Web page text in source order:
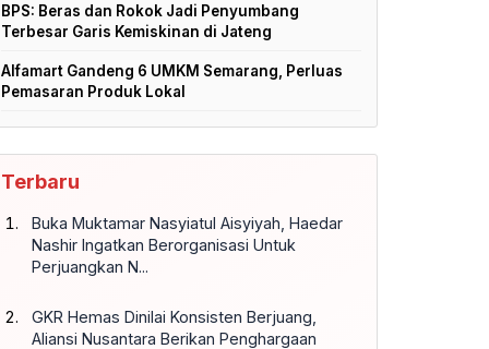
BPS: Beras dan Rokok Jadi Penyumbang
Terbesar Garis Kemiskinan di Jateng
Alfamart Gandeng 6 UMKM Semarang, Perluas
Pemasaran Produk Lokal
Terbaru
Buka Muktamar Nasyiatul Aisyiyah, Haedar
Nashir Ingatkan Berorganisasi Untuk
Perjuangkan N...
GKR Hemas Dinilai Konsisten Berjuang,
Aliansi Nusantara Berikan Penghargaan